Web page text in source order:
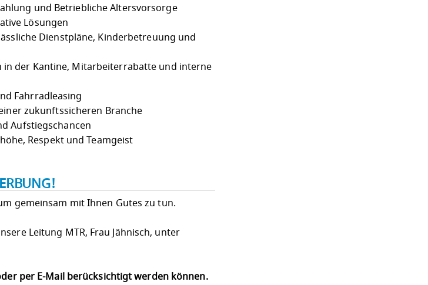
und Betriebliche Altersvorsorge
Lösungen
Dienstpläne, Kinderbetreuung und
in der Kantine, Mitarbeiterrabatte und interne
Fahrradleasing
zukunftssicheren Branche
Aufstiegschancen
Respekt und Teamgeist
gemeinsam mit Ihnen Gutes zu tun.
Leitung MTR, Frau Jähnisch, unter
per E-Mail berücksichtigt werden können.